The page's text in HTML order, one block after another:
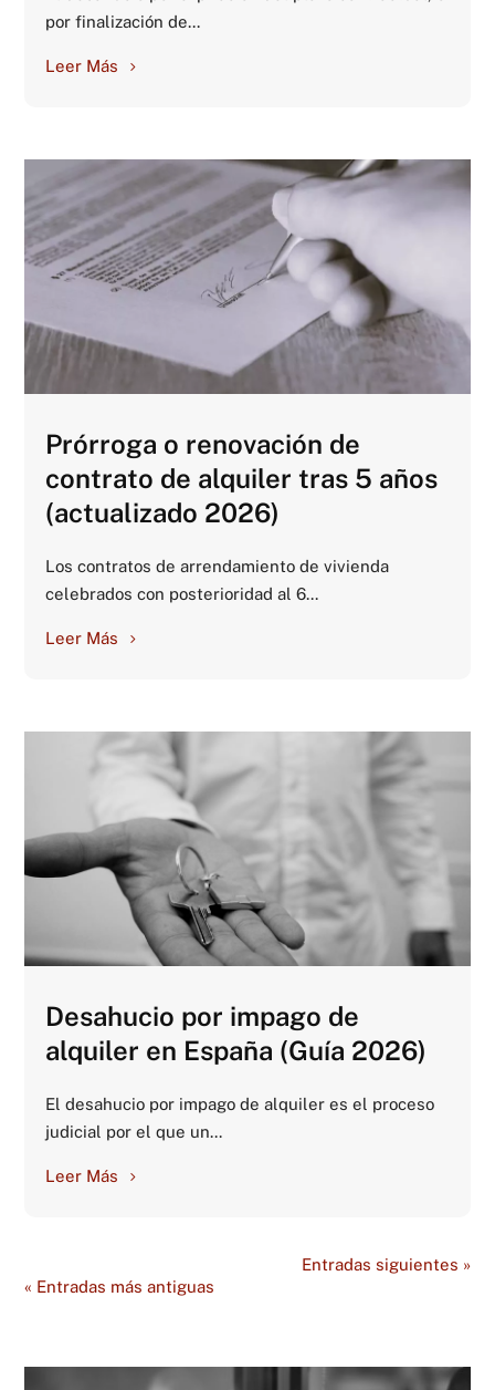
por finalización de...
Leer Más
Prórroga o renovación de
contrato de alquiler tras 5 años
(actualizado 2026)
Los contratos de arrendamiento de vivienda
celebrados con posterioridad al 6...
Leer Más
Desahucio por impago de
alquiler en España (Guía 2026)
El desahucio por impago de alquiler es el proceso
judicial por el que un...
Leer Más
« Entradas más antiguas
Entradas siguientes »